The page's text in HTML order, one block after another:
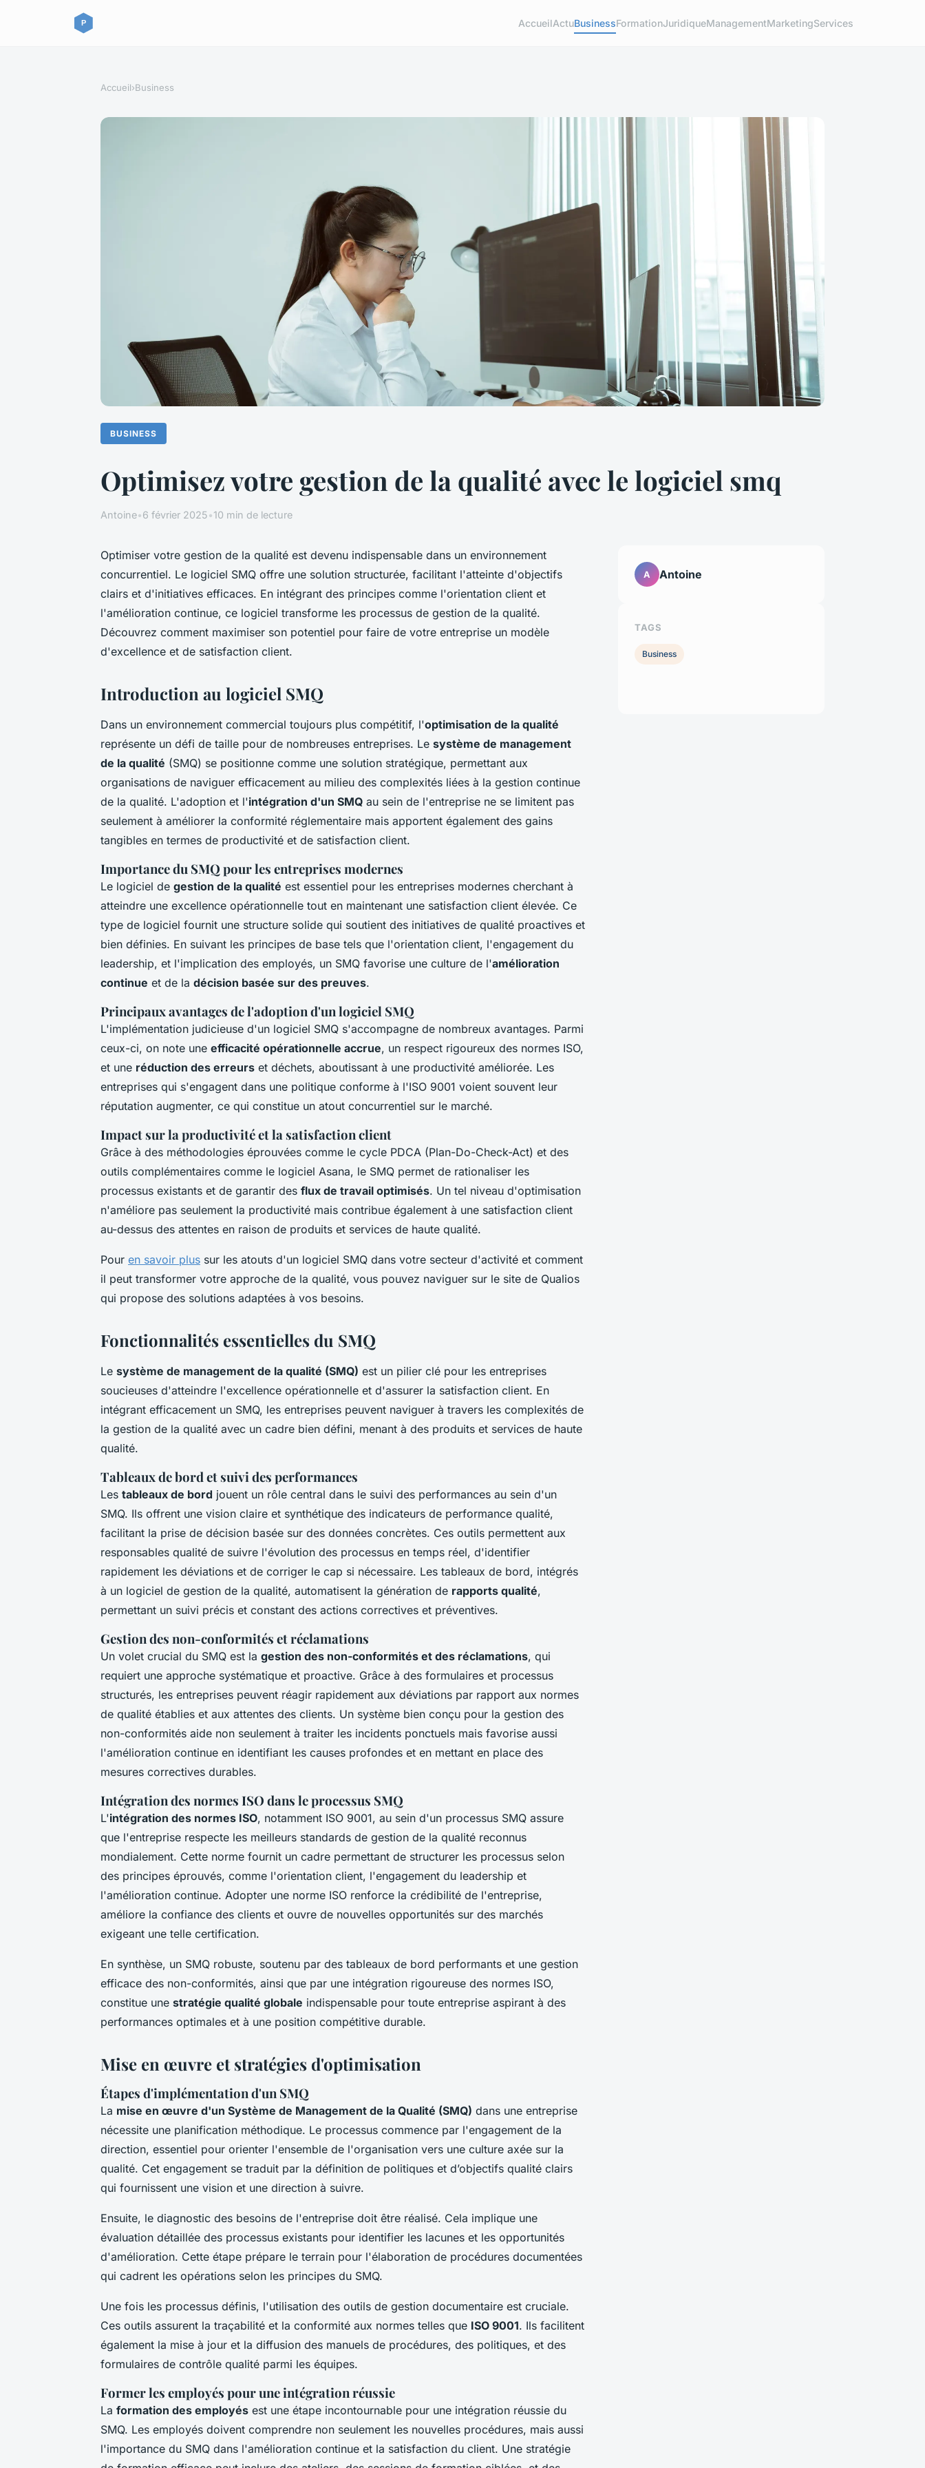
AccueilActuBusinessFormationJuridiqueManagementMarketingServices
Accueil›Business
BUSINESS
Optimisez votre gestion de la qualité avec le logiciel smq
Antoine•6 février 2025•10 min de lecture
Optimiser votre gestion de la qualité est devenu indispensable dans un environnement
concurrentiel. Le logiciel SMQ offre une solution structurée, facilitant l'atteinte d'objectifs
clairs et d'initiatives efficaces. En intégrant des principes comme l'orientation client et
l'amélioration continue, ce logiciel transforme les processus de gestion de la qualité.
Découvrez comment maximiser son potentiel pour faire de votre entreprise un modèle
d'excellence et de satisfaction client.
Introduction au logiciel SMQ
Dans un environnement commercial toujours plus compétitif, l'optimisation de la qualité
représente un défi de taille pour de nombreuses entreprises. Le système de management
de la qualité (SMQ) se positionne comme une solution stratégique, permettant aux
organisations de naviguer efficacement au milieu des complexités liées à la gestion continue
de la qualité. L'adoption et l'intégration d'un SMQ au sein de l'entreprise ne se limitent pas
seulement à améliorer la conformité réglementaire mais apportent également des gains
tangibles en termes de productivité et de satisfaction client.
Importance du SMQ pour les entreprises modernes
Le logiciel de gestion de la qualité est essentiel pour les entreprises modernes cherchant à
atteindre une excellence opérationnelle tout en maintenant une satisfaction client élevée. Ce
type de logiciel fournit une structure solide qui soutient des initiatives de qualité proactives et
bien définies. En suivant les principes de base tels que l'orientation client, l'engagement du
leadership, et l'implication des employés, un SMQ favorise une culture de l'amélioration
continue et de la décision basée sur des preuves.
Principaux avantages de l'adoption d'un logiciel SMQ
L'implémentation judicieuse d'un logiciel SMQ s'accompagne de nombreux avantages. Parmi
ceux-ci, on note une efficacité opérationnelle accrue, un respect rigoureux des normes ISO,
et une réduction des erreurs et déchets, aboutissant à une productivité améliorée. Les
entreprises qui s'engagent dans une politique conforme à l'ISO 9001 voient souvent leur
réputation augmenter, ce qui constitue un atout concurrentiel sur le marché.
Impact sur la productivité et la satisfaction client
Grâce à des méthodologies éprouvées comme le cycle PDCA (Plan-Do-Check-Act) et des
outils complémentaires comme le logiciel Asana, le SMQ permet de rationaliser les
processus existants et de garantir des flux de travail optimisés. Un tel niveau d'optimisation
n'améliore pas seulement la productivité mais contribue également à une satisfaction client
au-dessus des attentes en raison de produits et services de haute qualité.
Pour en savoir plus sur les atouts d'un logiciel SMQ dans votre secteur d'activité et comment
il peut transformer votre approche de la qualité, vous pouvez naviguer sur le site de Qualios
qui propose des solutions adaptées à vos besoins.
Fonctionnalités essentielles du SMQ
Le système de management de la qualité (SMQ) est un pilier clé pour les entreprises
soucieuses d'atteindre l'excellence opérationnelle et d'assurer la satisfaction client. En
intégrant efficacement un SMQ, les entreprises peuvent naviguer à travers les complexités de
la gestion de la qualité avec un cadre bien défini, menant à des produits et services de haute
qualité.
Tableaux de bord et suivi des performances
Les tableaux de bord jouent un rôle central dans le suivi des performances au sein d'un
SMQ. Ils offrent une vision claire et synthétique des indicateurs de performance qualité,
facilitant la prise de décision basée sur des données concrètes. Ces outils permettent aux
responsables qualité de suivre l'évolution des processus en temps réel, d'identifier
rapidement les déviations et de corriger le cap si nécessaire. Les tableaux de bord, intégrés
à un logiciel de gestion de la qualité, automatisent la génération de rapports qualité,
permettant un suivi précis et constant des actions correctives et préventives.
Gestion des non-conformités et réclamations
Un volet crucial du SMQ est la gestion des non-conformités et des réclamations, qui
requiert une approche systématique et proactive. Grâce à des formulaires et processus
structurés, les entreprises peuvent réagir rapidement aux déviations par rapport aux normes
de qualité établies et aux attentes des clients. Un système bien conçu pour la gestion des
non-conformités aide non seulement à traiter les incidents ponctuels mais favorise aussi
l'amélioration continue en identifiant les causes profondes et en mettant en place des
mesures correctives durables.
Intégration des normes ISO dans le processus SMQ
L'intégration des normes ISO, notamment ISO 9001, au sein d'un processus SMQ assure
que l'entreprise respecte les meilleurs standards de gestion de la qualité reconnus
mondialement. Cette norme fournit un cadre permettant de structurer les processus selon
des principes éprouvés, comme l'orientation client, l'engagement du leadership et
l'amélioration continue. Adopter une norme ISO renforce la crédibilité de l'entreprise,
améliore la confiance des clients et ouvre de nouvelles opportunités sur des marchés
exigeant une telle certification.
En synthèse, un SMQ robuste, soutenu par des tableaux de bord performants et une gestion
efficace des non-conformités, ainsi que par une intégration rigoureuse des normes ISO,
constitue une stratégie qualité globale indispensable pour toute entreprise aspirant à des
performances optimales et à une position compétitive durable.
Mise en œuvre et stratégies d'optimisation
Étapes d'implémentation d'un SMQ
La mise en œuvre d'un Système de Management de la Qualité (SMQ) dans une entreprise
nécessite une planification méthodique. Le processus commence par l'engagement de la
direction, essentiel pour orienter l'ensemble de l'organisation vers une culture axée sur la
qualité. Cet engagement se traduit par la définition de politiques et d’objectifs qualité clairs
qui fournissent une vision et une direction à suivre.
Ensuite, le diagnostic des besoins de l'entreprise doit être réalisé. Cela implique une
évaluation détaillée des processus existants pour identifier les lacunes et les opportunités
d'amélioration. Cette étape prépare le terrain pour l'élaboration de procédures documentées
qui cadrent les opérations selon les principes du SMQ.
Une fois les processus définis, l'utilisation des outils de gestion documentaire est cruciale.
Ces outils assurent la traçabilité et la conformité aux normes telles que ISO 9001. Ils facilitent
également la mise à jour et la diffusion des manuels de procédures, des politiques, et des
formulaires de contrôle qualité parmi les équipes.
Former les employés pour une intégration réussie
La formation des employés est une étape incontournable pour une intégration réussie du
SMQ. Les employés doivent comprendre non seulement les nouvelles procédures, mais aussi
l'importance du SMQ dans l'amélioration continue et la satisfaction du client. Une stratégie
A Antoine
TAGS
Business